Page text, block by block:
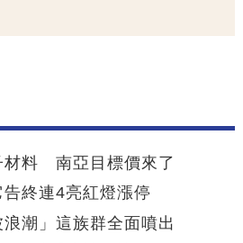
材料 南亞目標價來了
終連4亮紅燈漲停
潮」這族群全面噴出